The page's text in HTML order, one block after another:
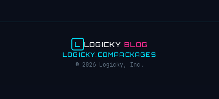
L LOGICKYBLOG
LOGICKY.COM PACKAGES
© 2026 Logicky, Inc.